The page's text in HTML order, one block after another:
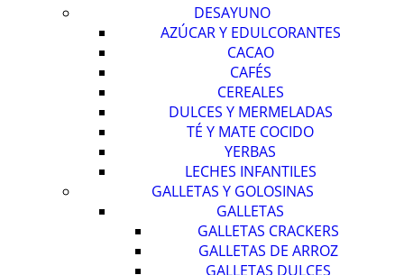
DESAYUNO
AZÚCAR Y EDULCORANTES
CACAO
CAFÉS
CEREALES
DULCES Y MERMELADAS
TÉ Y MATE COCIDO
YERBAS
LECHES INFANTILES
GALLETAS Y GOLOSINAS
GALLETAS
GALLETAS CRACKERS
GALLETAS DE ARROZ
GALLETAS DULCES